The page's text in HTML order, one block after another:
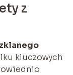
z
kluczowych